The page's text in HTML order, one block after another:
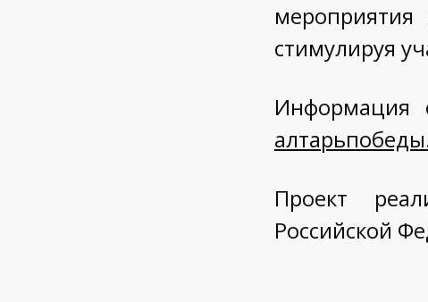
мероприятия
стимулируя
Информация
Проект
Российской